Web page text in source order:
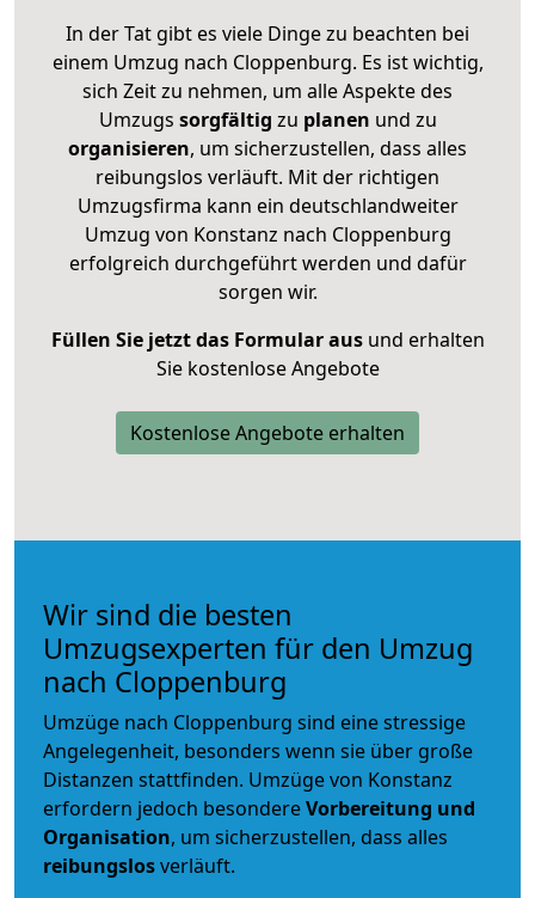
In der Tat gibt es viele Dinge zu beachten bei
einem Umzug nach Cloppenburg. Es ist wichtig,
sich Zeit zu nehmen, um alle Aspekte des
Umzugs sorgfältig zu planen und zu
organisieren, um sicherzustellen, dass alles
reibungslos verläuft. Mit der richtigen
Umzugsfirma kann ein deutschlandweiter
Umzug von Konstanz nach Cloppenburg
erfolgreich durchgeführt werden und dafür
sorgen wir.
Füllen Sie jetzt das Formular ausund erhalten
Sie kostenlose Angebote
Kostenlose Angebote erhalten
Wir sind die besten
Umzugsexperten für den Umzug
nach Cloppenburg
Umzüge nach Cloppenburg sind eine stressige
Angelegenheit, besonders wenn sie über große
Distanzen stattfinden. Umzüge von Konstanz
erfordern jedoch besondereVorbereitung und
Organisation, um sicherzustellen, dass alles
reibungslosverläuft.